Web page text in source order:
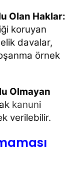
Olan Haklar:
koruyan
davalar,
örnek
Olmayan
kanuni
verilebilir.